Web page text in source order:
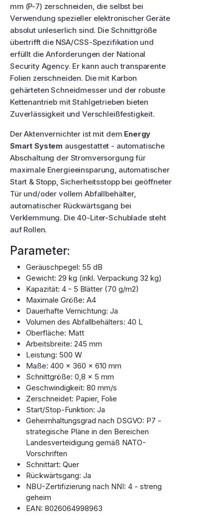
mm (P-7) zerschneiden, die selbst bei
Verwendung spezieller elektronischer Geräte
absolut unleserlich sind. Die Schnittgröße
übertrifft die NSA/CSS-Spezifikation und
erfüllt die Anforderungen der National
Security Agency. Er kann auch transparente
Folien zerschneiden. Die mit Karbon
gehärteten Schneidmesser und der robuste
Kettenantrieb mit Stahlgetrieben bieten
Zuverlässigkeit und Verschleißfestigkeit.
Der Aktenvernichter ist mit dem Energy
Smart System ausgestattet - automatische
Abschaltung der Stromversorgung für
maximale Energieeinsparung, automatischer
Start & Stopp, Sicherheitsstopp bei geöffneter
Tür und/oder vollem Abfallbehälter,
automatischer Rückwärtsgang bei
Verklemmung. Die 40-Liter-Schublade steht
auf Rollen.
Parameter:
Geräuschpegel: 55 dB
Gewicht: 29 kg (inkl. Verpackung 32 kg)
Kapazität: 4 - 5 Blätter (70 g/m2)
Maximale Größe: A4
Dauerhafte Vernichtung: Ja
Volumen des Abfallbehälters: 40 L
Oberfläche: Matt
Arbeitsbreite: 245 mm
Leistung: 500 W
Maße: 400 x 360 x 610 mm
Schnittgröße: 0,8 x 5 mm
Geschwindigkeit: 80 mm/s
Zerschneidet: Papier, Folie
Start/Stop-Funktion: Ja
Geheimhaltungsgrad nach DSGVO: P7 -
strategische Pläne in den Bereichen
Landesverteidigung gemäß NATO-
Vorschriften
Schnittart: Quer
Rückwärtsgang: Ja
NBU-Zertifizierung nach NNI: 4 - streng
geheim
EAN: 8026064998963